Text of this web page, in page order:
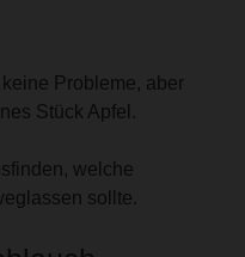
Probleme, aber
Stück Apfel.
welche
sollte.